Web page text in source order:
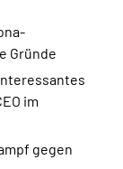
Gründe
im
gegen